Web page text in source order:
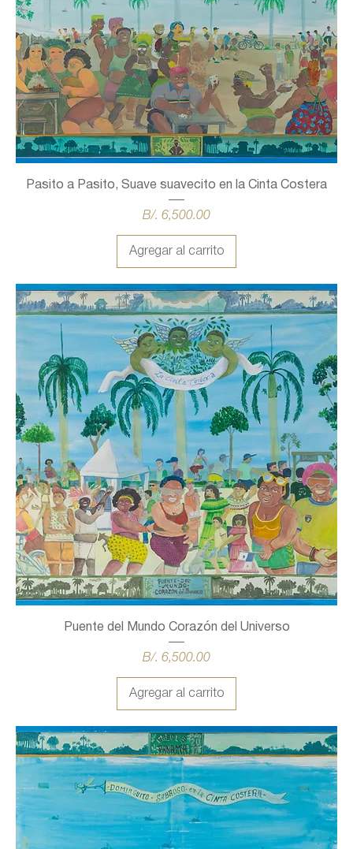
Pasito a Pasito, Suave suavecito en la Cinta Costera
Precio
B/. 6,500.00
Agregar al carrito
Puente del Mundo Corazón del Universo
Precio
B/. 6,500.00
Agregar al carrito